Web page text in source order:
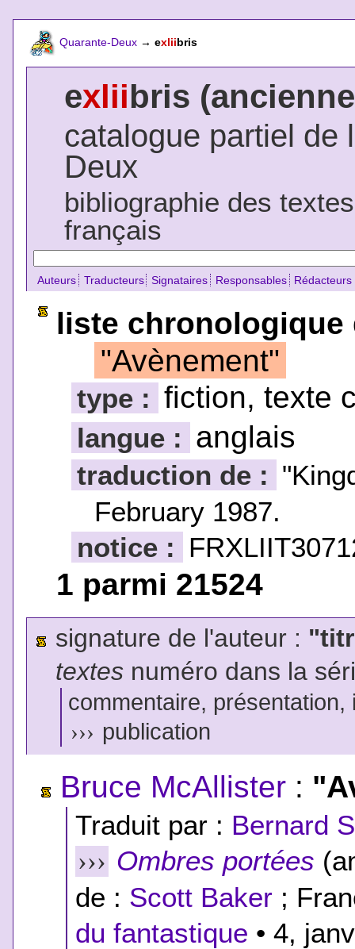
Quarante-Deux → exliibris
exliibris
catalogue partiel de
Deux
bibliographie des
français
Auteurs Traducteurs Signataires Responsables Rédacteurs
liste chronologique
"Avènement"
type : fiction, texte
langue : anglais
traduction de :
February 1987.
notice :
1 parmi 21524
signature de l'auteur :
textesnuméro dans la
commentaire,
››› publication
Bruce McAllister :
Traduit par : Bernard
››› Ombres portées
de : Scott Baker ;
du fantastique • 4,